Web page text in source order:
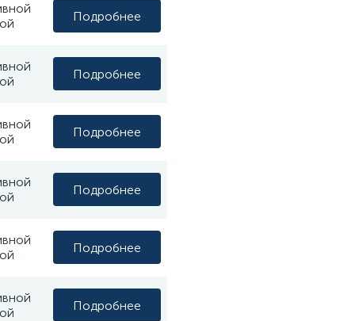
Подробнее
Подробнее
Подробнее
Подробнее
Подробнее
Подробнее